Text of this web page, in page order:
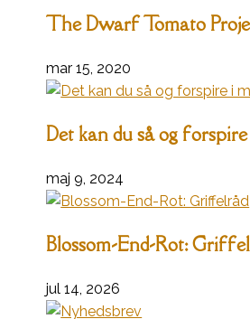
The Dwarf Tomato
mar 15, 2020
Det kan du så og
maj 9, 2024
Blossom-End-Rot:
jul 14, 2026